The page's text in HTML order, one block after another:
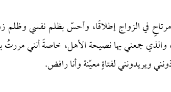
في الزواج إطلاقًا، وأحسّ بظلم نفسي وظلم
والذي جمعني بها نصيحة الأهل، خاصةً أنني
ويريدونني لفتاةٍ معيّنة وأنا رافض.